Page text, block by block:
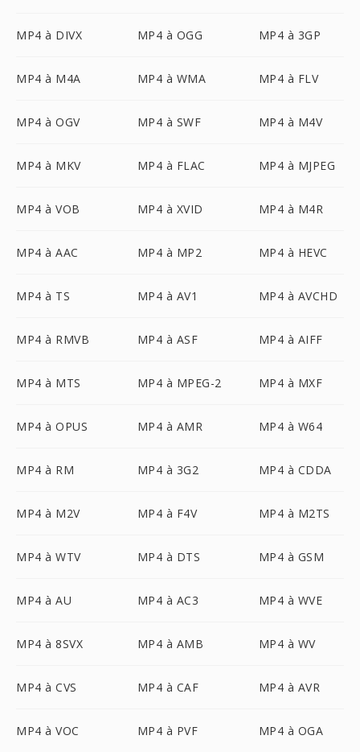
MP4 à DIVX MP4 à OGG MP4 à 3GP
MP4 à M4A MP4 à WMA MP4 à FLV
MP4 à OGV MP4 à SWF MP4 à M4V
MP4 à MKV MP4 à FLAC MP4 à MJPEG
MP4 à VOB MP4 à XVID MP4 à M4R
MP4 à AAC MP4 à MP2 MP4 à HEVC
MP4 à TS MP4 à AV1 MP4 à AVCHD
MP4 à RMVB MP4 à ASF MP4 à AIFF
MP4 à MTS MP4 à MPEG-2 MP4 à MXF
MP4 à OPUS MP4 à AMR MP4 à W64
MP4 à RM MP4 à 3G2 MP4 à CDDA
MP4 à M2V MP4 à F4V MP4 à M2TS
MP4 à WTV MP4 à DTS MP4 à GSM
MP4 à AU MP4 à AC3 MP4 à WVE
MP4 à 8SVX MP4 à AMB MP4 à WV
MP4 à CVS MP4 à CAF MP4 à AVR
MP4 à VOC MP4 à PVF MP4 à OGA